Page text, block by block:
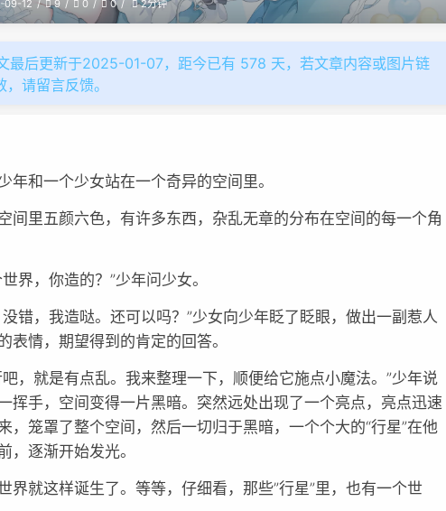
09-12 9 0 0 2分钟
最后更新于2025-01-07，距今已有 578 天，若文章内容或图片链
，请留言反馈。
年和一个少女站在一个奇异的空间里。
间里五颜六色，有许多东西，杂乱无章的分布在空间的每一个角
世界，你造的？”少年问少女。
没错，我造哒。还可以吗？”少女向少年眨了眨眼，做出一副惹人
表情，期望得到的肯定的回答。
吧，就是有点乱。我来整理一下，顺便给它施点小魔法。”少年说
挥手，空间变得一片黑暗。突然远处出现了一个亮点，亮点迅速
，笼罩了整个空间，然后一切归于黑暗，一个个大的“行星”在他
，逐渐开始发光。
界就这样诞生了。等等，仔细看，那些”行星”里，也有一个世